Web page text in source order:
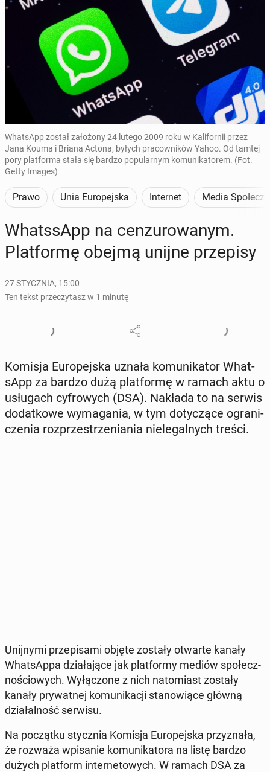
WhatsApp został założony 24 lutego 2009 roku w Kalifornii przez
Jana Kouma i Briana Actona, byłych pracowników Yahoo. Od tamtej
pory platforma stała się bardzo popularnym komunikatorem. (Fot.
Getty Images)
Prawo Unia Europejska Internet Media
Whats­sApp na cen­zu­ro­wa­nym.
Plat­for­mę obejmą unijne prze­pi­sy
27 STYCZNIA, 15:00
Ten tekst przeczytasz w 1 minutę
Komisja Eu­ro­pej­ska uznała ko­mu­ni­ka­tor What­
sApp za bardzo dużą plat­for­mę w ramach aktu o
usłu­gach cy­fro­wych (DSA). Nakłada to na serwis
do­dat­ko­we wy­ma­ga­nia, w tym do­ty­czą­ce ogra­ni­
cze­nia roz­prze­strze­nia­nia nie­le­gal­nych treści.
Unij­ny­mi prze­pi­sa­mi objęte zostały otwarte kanały
What­sAp­pa dzia­ła­ją­ce jak plat­for­my mediów spo­łecz­
no­ścio­wych. Wy­łą­czo­ne z nich na­to­miast zostały
kanały pry­wat­nej ko­mu­ni­ka­cji sta­no­wią­ce główną
dzia­łal­ność serwisu.
Na po­cząt­ku stycz­nia Komisja Eu­ro­pej­ska przy­zna­ła,
że rozważa wpi­sa­nie ko­mu­ni­ka­to­ra na listę bardzo
dużych plat­form in­ter­ne­to­wych. W ramach DSA za